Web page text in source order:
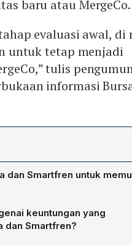
baru atau MergeCo.
evaluasi awal, di
untuk tetap menjadi
tulis
informasi
dan Smartfren untuk
kesepahaman (MOU) yang tidak
GND, BMT) dan Axiata Group
usaha dan
keuntungan yang
dan Smartfren?